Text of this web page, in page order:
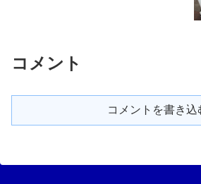
コメント
コメントを書き込